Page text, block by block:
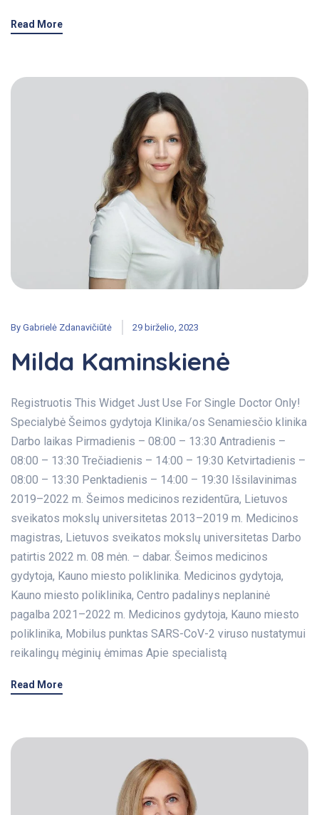
Read More
By Gabrielė Zdanavičiūtė 29 birželio, 2023
Milda Kaminskienė
Registruotis This Widget Just Use For Single Doctor Only!
Specialybė Šeimos gydytoja Klinika/os Senamiesčio klinika
Darbo laikas Pirmadienis – 08:00 – 13:30 Antradienis –
08:00 – 13:30 Trečiadienis – 14:00 – 19:30 Ketvirtadienis –
08:00 – 13:30 Penktadienis – 14:00 – 19:30 Išsilavinimas
2019–2022 m. Šeimos medicinos rezidentūra, Lietuvos
sveikatos mokslų universitetas 2013–2019 m. Medicinos
magistras, Lietuvos sveikatos mokslų universitetas Darbo
patirtis 2022 m. 08 mėn. – dabar. Šeimos medicinos
gydytoja, Kauno miesto poliklinika. Medicinos gydytoja,
Kauno miesto poliklinika, Centro padalinys neplaninė
pagalba 2021–2022 m. Medicinos gydytoja, Kauno miesto
poliklinika, Mobilus punktas SARS-CoV-2 viruso nustatymui
reikalingų mėginių ėmimas Apie specialistą
Read More